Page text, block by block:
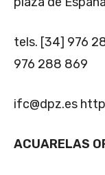
tels. [34] 976
976 288 869
ifc@dpz.es
ACUARELAS